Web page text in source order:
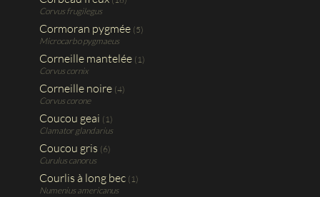
Corvus frugilegus
Cormoran pygmée (5)
Microcarbo pygmaeus
Corneille mantelée (1)
Corvus cornix
Corneille noire (4)
Corvus corone
Coucou geai (1)
Clamator glandarius
Coucou gris (6)
Curulus canorus
Courlis à long bec (1)
Numenius americanus